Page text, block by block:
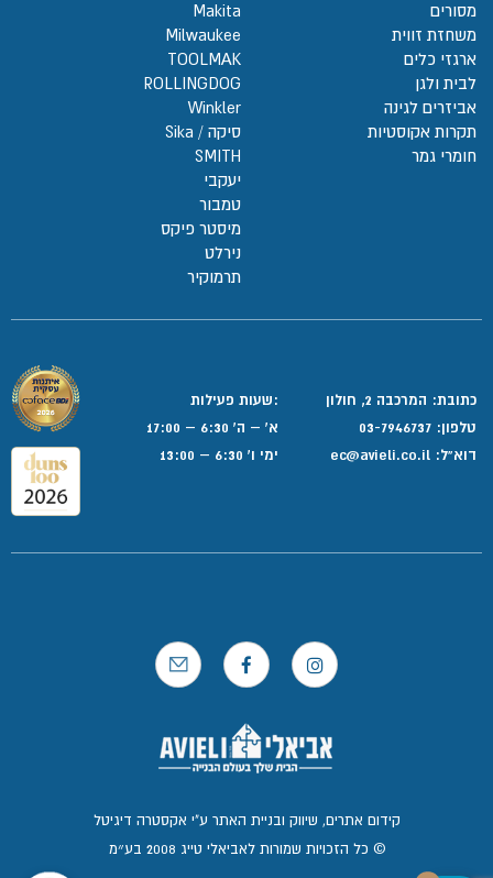
מסורים
משחזת זווית
ארגזי כלים
לבית ולגן
אביזרים לגינה
תקרות אקוסטיות
חומרי גמר
Makita
Milwaukee
TOOLMAK
ROLLINGDOG
Winkler
סיקה / Sika
SMITH
יעקבי
טמבור
מיסטר פיקס
נירלט
תרמוקיר
כתובת: המרכבה 2, חולון
טלפון: 03-7946737
דוא”ל:
:שעות פעילות
א' – ה' 6:30 – 17:00
ימי ו' 6:30 – 13:00
© כל הזכויות שמורות לאביאלי טייג 2008 בע״מ
קידום אתרים, שיווק ובניית האתר ע"י אקסטרה דיגיטל